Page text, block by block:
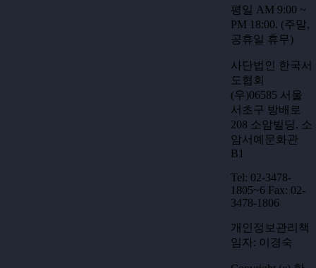
평일 AM 9:00 ~
PM 18:00. (주말,
공휴일 휴무)
사단법인 한국서
도협회
(우)06585 서울
서초구 방배로
208 소암빌딩. 소
암서예문화관
B1
Tel: 02-3478-
1805~6 Fax: 02-
3478-1806
개인정보관리책
임자: 이경숙